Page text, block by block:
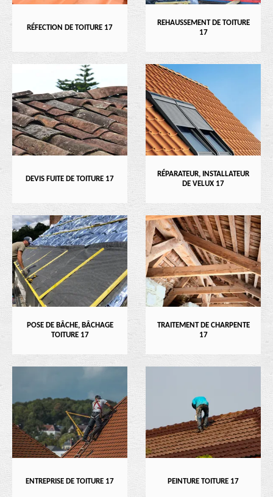
RÉFECTION DE TOITURE 17
REHAUSSEMENT DE TOITURE
17
DEVIS FUITE DE TOITURE 17
RÉPARATEUR, INSTALLATEUR
DE VELUX 17
POSE DE BÂCHE, BÂCHAGE
TOITURE 17
TRAITEMENT DE CHARPENTE
17
ENTREPRISE DE TOITURE 17 PEINTURE TOITURE 17